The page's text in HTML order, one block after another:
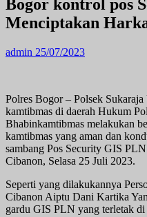
Bogor kontrol pos
Menciptakan
admin 25/07/2023
Polres Bogor – Polsek
kamtibmas di daerah Hukum
Bhabinkamtibmas melakukan
kamtibmas yang aman dan
sambang Pos Security GIS
Cibanon, Selasa 25 Juli 2023.
Seperti yang dilakukannya
Cibanon Aiptu Dani Kartika
gardu GIS PLN yang terletak